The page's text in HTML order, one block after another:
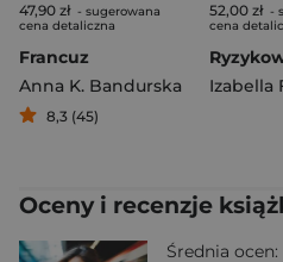
47,90 zł - sugerowana
cena detaliczna
Francuz
Anna K. Bandurska
8,3 (45)
52,00 zł -
cena
Izabella
Oceny i recenzje
Średnia ocen: